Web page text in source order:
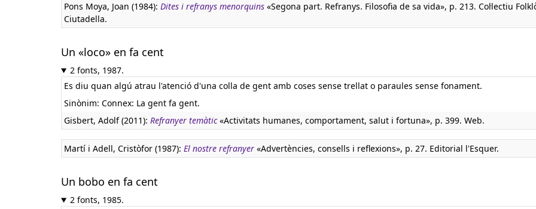
Pons Moya, Joan (1984): Dites i refranys menorquins «Segona part. Refranys. Filosofia de sa vida», p. 213. Col·lectiu
Ciutadella.
Un «loco» en fa cent
2 fonts, 1987.
Es diu quan algú atrau l'atenció d'una colla de gent amb coses sense trellat o paraules sense fonament.
Sinònim: Connex: La gent fa gent.
Gisbert, Adolf (2011): Refranyer temàtic«Activitats humanes, comportament, salut i fortuna», p. 399. Web.
Martí i Adell, Cristòfor (1987): El nostre refranyer «Advertències, consells i reflexions», p. 27. Editorial l'Esquer.
Un bobo en fa cent
2 fonts, 1985.